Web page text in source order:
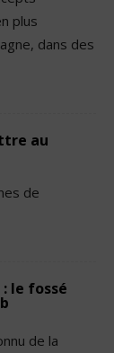
plus
dans des
au
de
le fossé
de la